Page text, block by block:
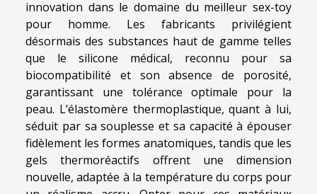
innovation dans le domaine du meilleur sex-toy
pour homme. Les fabricants privilégient
désormais des substances haut de gamme telles
que le silicone médical, reconnu pour sa
biocompatibilité et son absence de porosité,
garantissant une tolérance optimale pour la
peau. L’élastomère thermoplastique, quant à lui,
séduit par sa souplesse et sa capacité à épouser
fidèlement les formes anatomiques, tandis que les
gels thermoréactifs offrent une dimension
nouvelle, adaptée à la température du corps pour